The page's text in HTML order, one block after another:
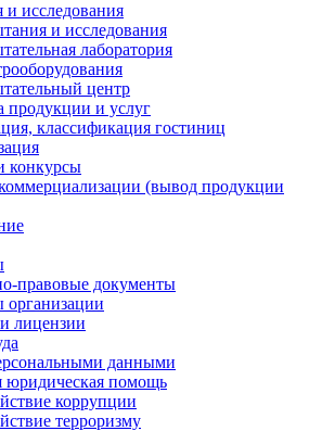
исследования
и исследования
лаборатория
центр
продукции и услуг
классификация гостиниц
конкурсы
(вывод продукции
правовые документы
лицензии
данными
юридическая помощь
коррупции
терроризму